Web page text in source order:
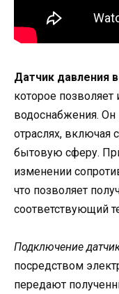
Датчик давления
которое
водоснабжения. Он
отраслях, включая
бытовую сферу.
изменении
что позволяет
соответствующий
Подключение
посредством
передают